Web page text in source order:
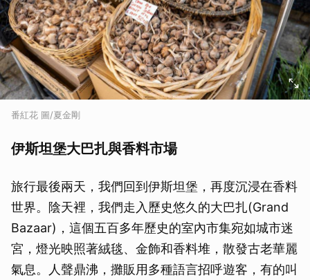
番紅花 圖/夏金剛
伊斯坦堡大巴扎與香料市場
旅行最後兩天，我們回到伊斯坦堡，再度沉浸在香料
世界。陰天裡，我們走入歷史悠久的大巴扎(Grand
Bazaar)，這個五百多年歷史的室內市集宛如城市迷
宮，燈光映照著絨毯、金飾和香料堆，散發古老華麗
氣息。人聲鼎沸，攤販用多種語言招呼遊客，有的叫